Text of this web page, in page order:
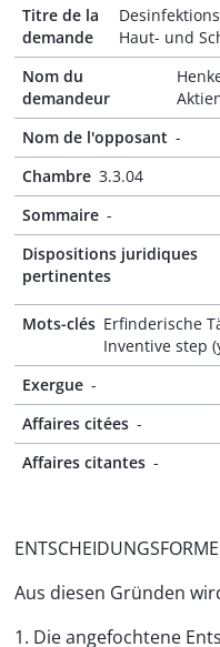
Titre de la
demande
Haut- und
Nom du
demandeur
Nom de l'opposant -
Chambre 3.3.04
Sommaire -
Dispositions juridiques
pertinentes
Mots-clés Erfinderische
Inventive step
Exergue -
Affaires citées -
Affaires citantes -
Aus diesen Gründen
1. Die angefochtene